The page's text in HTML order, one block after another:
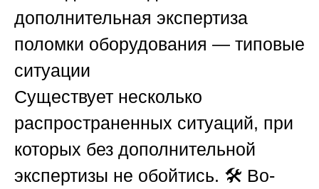
дополнительная экспертиза
поломки оборудования — типовые
ситуации
Существует несколько
распространенных ситуаций, при
которых без дополнительной
экспертизы не обойтись. 🛠️ Во-